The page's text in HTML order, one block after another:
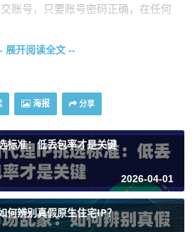
账号，只要账号密码正确，在任何
线。我们来剖析一下两种方式在安
天然的隔离性。由于它严格绑定了
，即使你的账号信息意外泄露，攻
冒用，极大地降低了资源被盗用的
，特别是需要固定IP出口进行数据
说，提供了坚实的安全基础。天启
展开阅读全文 --
海报 分享
标准：低丢包率才是关键
2026-04-01
何辨别真假原生住宅IP？